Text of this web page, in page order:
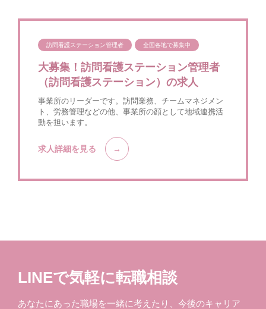
訪問看護ステーション管理者 全国各地で募集中
大募集！訪問看護ステーション管理者
（訪問看護ステーション）の求人
事業所のリーダーです。訪問業務、チームマネジメン
ト、労務管理などの他、事業所の顔として地域連携活
動を担います。
求人詳細を見る
LINEで気軽に転職相談
あなたにあった職場を一緒に考えたり、今後のキャリア